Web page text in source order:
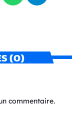
(0)
commentaire.